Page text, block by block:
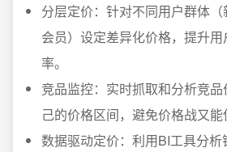
分层定价：针对不同用户群体（
会员）设定差异化价格，提升
率。
竞品监控：实时抓取和分析竞
己的价格区间，避免价格战又能
数据驱动定价：利用BI工具分析